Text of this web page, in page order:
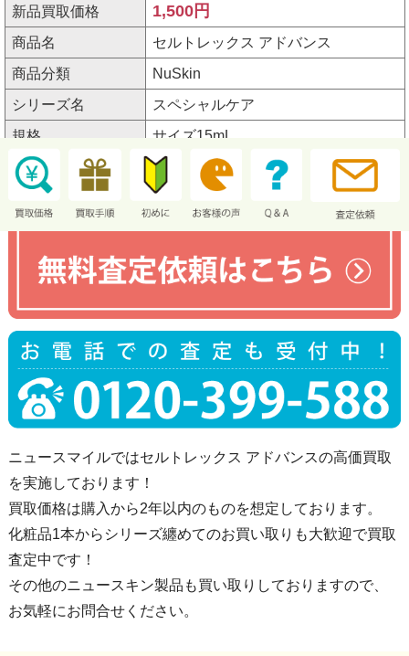
新品買取価格 1,500円
商品名
セルトレックス アドバンス
商品分類
NuSkin
シリーズ名
スペシャルケア
規格
サイズ15mL
アイテム番号
3102700
ニュースマイルではセルトレックス アドバンスの高価買取
を実施しております！
買取価格は購入から2年以内のものを想定しております。
化粧品1本からシリーズ纏めてのお買い取りも大歓迎で買取
査定中です！
その他のニュースキン製品も買い取りしておりますので、
お気軽にお問合せください。